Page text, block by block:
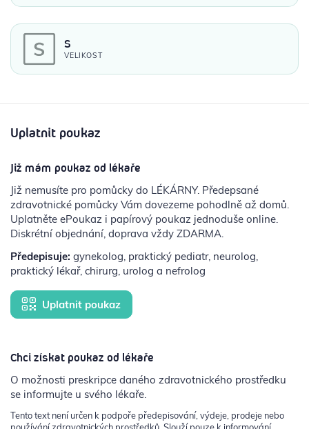
S
VELIKOST
Uplatnit poukaz
Již mám poukaz od lékaře
Již nemusíte pro pomůcky do LÉKÁRNY. Předepsané
zdravotnické pomůcky Vám dovezeme pohodlně až domů.
Uplatněte ePoukaz i papírový poukaz jednoduše online.
Diskrétní objednání, doprava vždy ZDARMA.
Předepisuje: gynekolog, praktický pediatr, neurolog,
praktický lékař, chirurg, urolog a nefrolog
Uplatnit poukaz
Chci získat poukaz od lékaře
O možnosti preskripce daného zdravotnického prostředku
se informujte u svého lékaře.
Tento text není určen k podpoře předepisování, výdeje, prodeje nebo